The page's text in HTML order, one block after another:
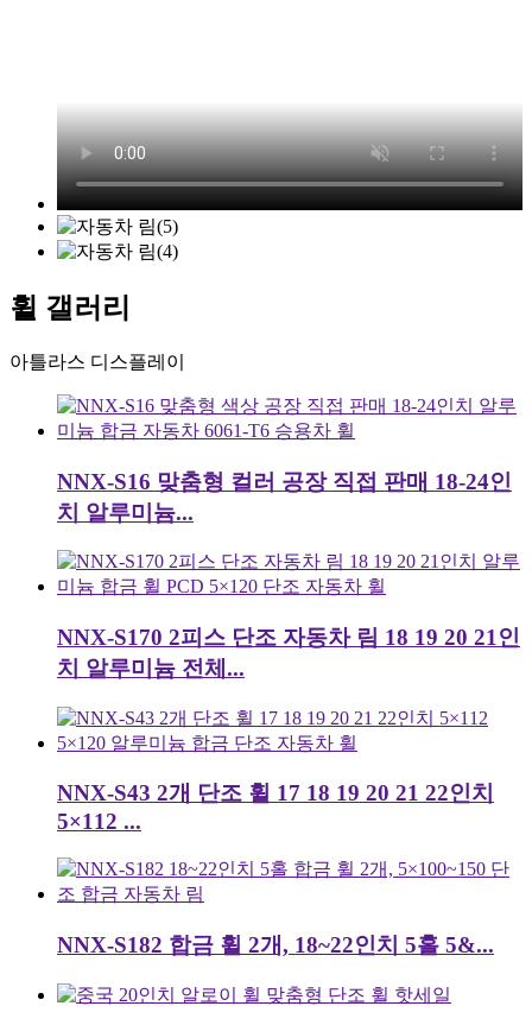
휠 갤러리
아틀라스 디스플레이
NNX-S16 맞춤형 컬러 공장 직접 판매 18-24인
치 알루미늄...
NNX-S170 2피스 단조 자동차 림 18 19 20 21인
치 알루미늄 전체...
NNX-S43 2개 단조 휠 17 18 19 20 21 22인치
5×112 ...
NNX-S182 합금 휠 2개, 18~22인치 5홀 5&...